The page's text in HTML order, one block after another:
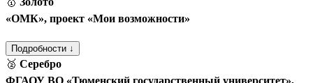
«ОМК», проект «Мои возможности»
Подробности ↓
🥈 Серебро
ФГАОУ ВО «Тюменский государственный университет»,